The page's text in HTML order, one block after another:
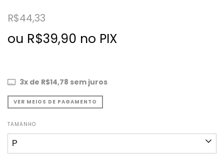
R$44,33
ou R$39,90 no PIX
3x de R$14,78 sem juros
VER MEIOS DE PAGAMENTO
TAMANHO